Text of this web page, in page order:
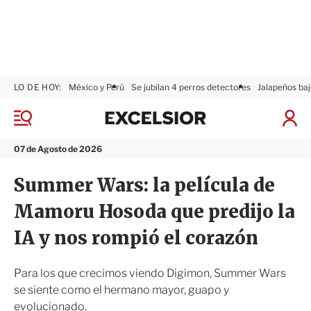
M
n
07 de Agosto de 2026
LO DE HOY: México y Perú Se jubilan 4 perros detectores Jalapeños
I
S
x
s
i
Summer Wars: la película de
Mamoru Hosoda que predijo la
IA y nos rompió el corazón
Para los que crecimos viendo Digimon, Summer Wars
se siente como el hermano mayor, guapo y
evolucionado.